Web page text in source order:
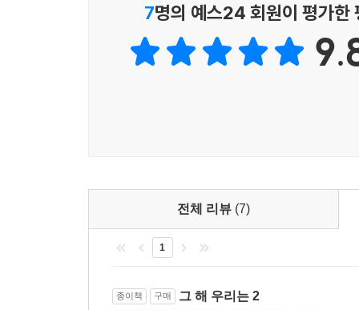
7명의 예스24 회원이 평가한
전체 리뷰 (7)
1
종이책 구매 그 해 우리는 2